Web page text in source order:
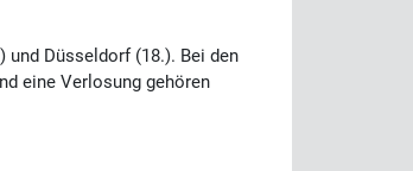
Düsseldorf (18.). Bei den
eine Verlosung gehören